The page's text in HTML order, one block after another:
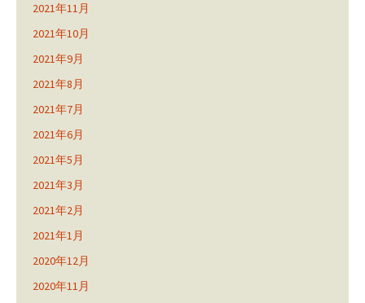
2021年11月
2021年10月
2021年9月
2021年8月
2021年7月
2021年6月
2021年5月
2021年3月
2021年2月
2021年1月
2020年12月
2020年11月